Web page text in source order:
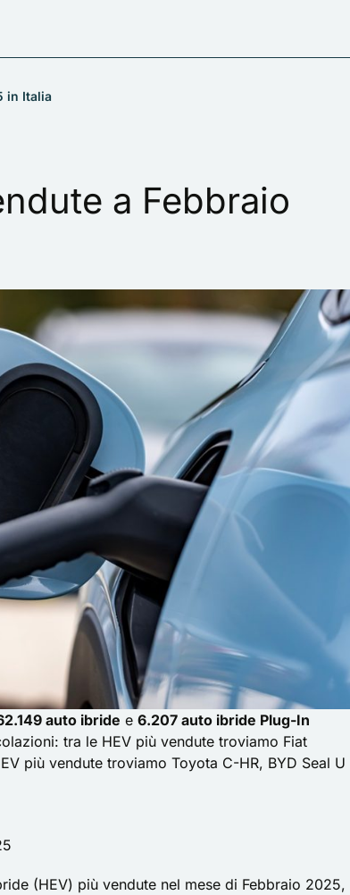
in Italia
a Febbraio
auto ibride e 6.207 auto ibride Plug-In
tra le HEV più vendute troviamo Fiat
più vendute troviamo Toyota C-HR, BYD Seal U
(HEV) più vendute nel mese di Febbraio 2025,